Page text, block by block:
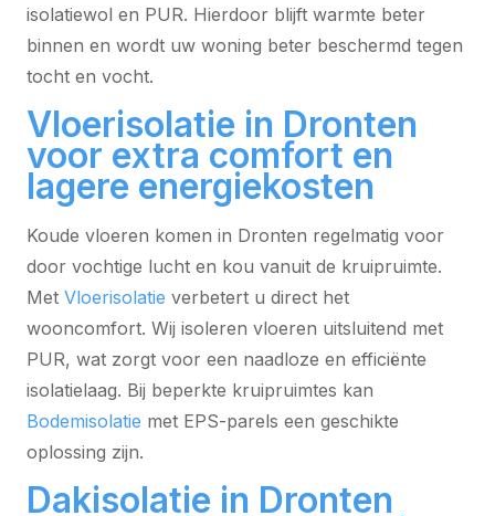
isolatiewol en PUR. Hierdoor blijft warmte beter
binnen en wordt uw woning beter beschermd tegen
tocht en vocht.
Vloerisolatie in Dronten
voor extra comfort en
lagere energiekosten
Koude vloeren komen in Dronten regelmatig voor
door vochtige lucht en kou vanuit de kruipruimte.
Met Vloerisolatie verbetert u direct het
wooncomfort. Wij isoleren vloeren uitsluitend met
PUR, wat zorgt voor een naadloze en efficiënte
isolatielaag. Bij beperkte kruipruimtes kan
Bodemisolatie met EPS-parels een geschikte
oplossing zijn.
Dakisolatie in Dronten